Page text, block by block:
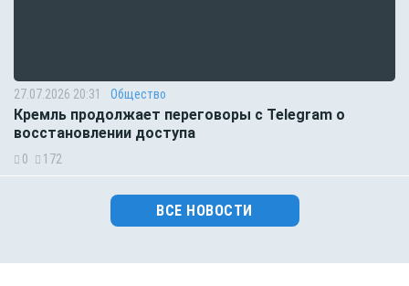
27.07.2026 20:31 Общество
Кремль продолжает переговоры с Telegram о
восстановлении доступа
0 172
ВСЕ НОВОСТИ